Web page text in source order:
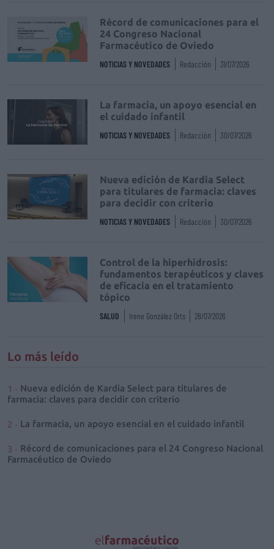
Récord de comunicaciones para el
24 Congreso Nacional
Farmacéutico de Oviedo
NOTICIAS Y NOVEDADES Redacción 31/07/2026
La farmacia, un apoyo esencial en
el cuidado infantil
NOTICIAS Y NOVEDADES Redacción 30/07/2026
Nueva edición de Kardia Select
para titulares de farmacia: claves
para decidir con criterio
NOTICIAS Y NOVEDADES Redacción 30/07/2026
Control de la hiperhidrosis:
fundamentos terapéuticos y claves
de eficacia en el tratamiento
tópico
SALUD Irene González Orts 28/07/2026
Lo más leído
Nueva edición de Kardia Select para titulares de
farmacia: claves para decidir con criterio
La farmacia, un apoyo esencial en el cuidado infantil
Récord de comunicaciones para el 24 Congreso Nacional
Farmacéutico de Oviedo